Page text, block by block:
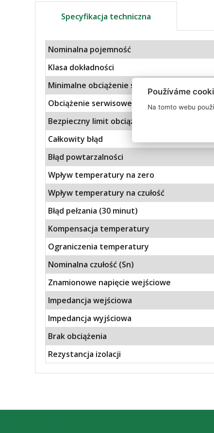
Specyfikacja techniczna
Nominalna pojemność
Klasa dokładności
Minimalne obciążenie stałe
Obciążenie serwisowe
Bezpieczny limit obciążenia
Całkowity błąd
Błąd powtarzalności
Wpływ temperatury na zero
Wpływ temperatury na czułość
Błąd pełzania (30 minut)
Kompensacja temperatury
Ograniczenia temperatury
Nominalna czułość (Sn)
Znamionowe napięcie wejściowe
Impedancja wejściowa
Impedancja wyjściowa
Brak obciążenia
Rezystancja izolacji
Používáme
Na tomto webu